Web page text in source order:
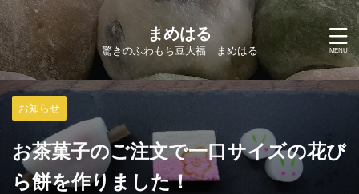
まめはる
驚きのふわもち豆大福 まめはる
お知らせ
お茶菓子のご注文で一口サイズの花び
ら餅を作りました！